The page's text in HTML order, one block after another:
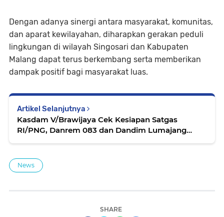
Dengan adanya sinergi antara masyarakat, komunitas,
dan aparat kewilayahan, diharapkan gerakan peduli
lingkungan di wilayah Singosari dan Kabupaten
Malang dapat terus berkembang serta memberikan
dampak positif bagi masyarakat luas.
Artikel Selanjutnya
Kasdam V/Brawijaya Cek Kesiapan Satgas
RI/PNG, Danrem 083 dan Dandim Lumajang
News
SHARE